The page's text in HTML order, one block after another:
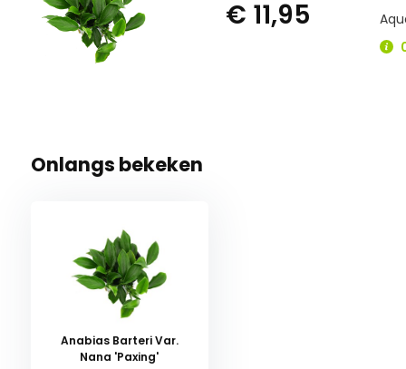
€ 11,95
Onlangs bekeken
Anabias Barteri Var.
Nana 'Paxing'